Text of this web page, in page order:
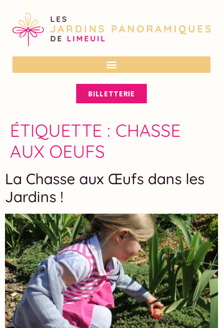
BILLETTERIE
ÉTIQUETTE : CHASSE
AUX OEUFS
La Chasse aux Œufs dans les
Jardins !
En cas de forte chaleur, vérifiez nos
horaires sur notre site ou nos réseaux
sociaux avant votre visite. Ils peuvent
être adaptés pour votre confort.
OK